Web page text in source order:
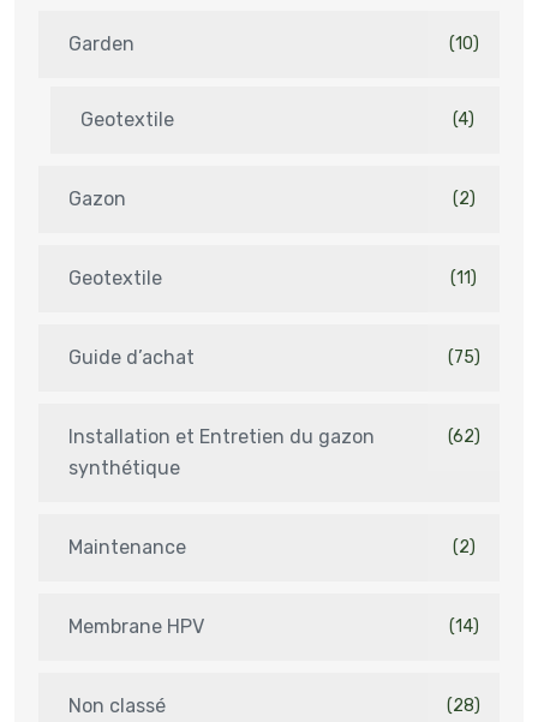
Garden (10)
Geotextile (4)
Gazon (2)
Geotextile (11)
Guide d’achat (75)
Installation et Entretien du gazon
synthétique
(62)
Maintenance (2)
Membrane HPV (14)
Non classé (28)